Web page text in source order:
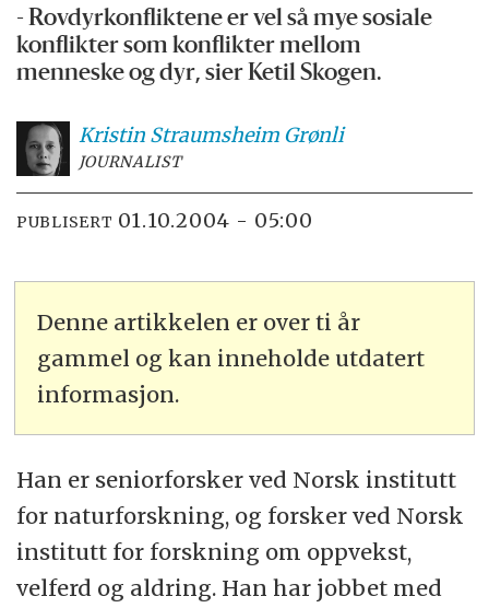
- Rovdyrkonfliktene er vel så mye sosiale
konflikter som konflikter mellom
menneske og dyr, sier Ketil Skogen.
Kristin Straumsheim Grønli
JOURNALIST
PUBLISERT 01.10.2004 - 05:00
Denne artikkelen er over ti år
gammel og kan inneholde utdatert
informasjon.
Han er seniorforsker ved Norsk institutt
for naturforskning, og forsker ved Norsk
institutt for forskning om oppvekst,
velferd og aldring. Han har jobbet med